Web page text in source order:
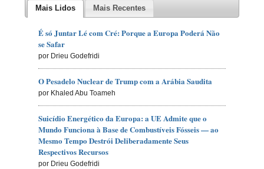
Mais Lidos Mais Recentes
É só Juntar Lé com Cré: Porque a Europa Poderá Não
se Safar
por Drieu Godefridi
O Pesadelo Nuclear de Trump com a Arábia Saudita
por Khaled Abu Toameh
Suicídio Energético da Europa: a UE Admite que o
Mundo Funciona à Base de Combustíveis Fósseis — ao
Mesmo Tempo Destrói Deliberadamente Seus
Respectivos Recursos
por Drieu Godefridi